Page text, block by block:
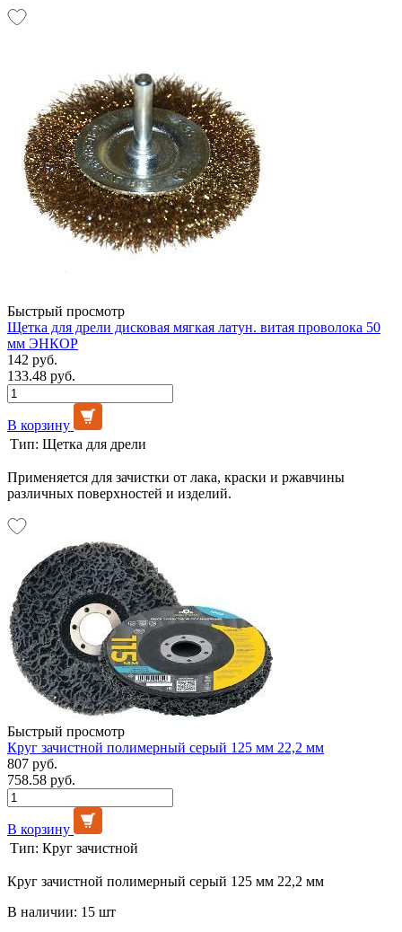
Быстрый просмотр
Щетка для дрели дисковая мягкая латун. витая проволока 50
мм ЭНКОР
142 руб.
133.48 руб.
В корзину
Тип: Щетка для дрели
Применяется для зачистки от лака, краски и ржавчины
различных поверхностей и изделий.
Быстрый просмотр
Круг зачистной полимерный серый 125 мм 22,2 мм
807 руб.
758.58 руб.
В корзину
Тип: Круг зачистной
Круг зачистной полимерный серый 125 мм 22,2 мм
В наличии: 15 шт